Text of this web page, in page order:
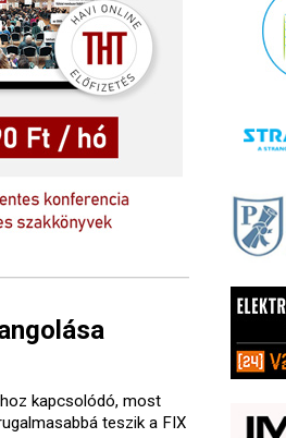
kapcsolódó, most
teszik a FIX